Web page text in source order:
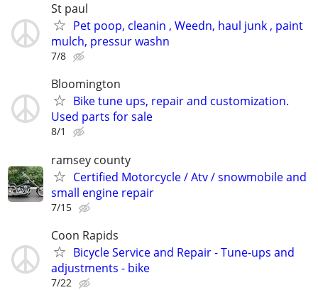
St paul
Pet poop, cleanin , Weedn, haul junk , paint
mulch, pressur washn
7/8
Bloomington
Bike tune ups, repair and customization.
Used parts for sale
8/1
ramsey county
Certified Motorcycle / Atv / snowmobile and
small engine repair
7/15
Coon Rapids
Bicycle Service and Repair - Tune-ups and
adjustments - bike
7/22